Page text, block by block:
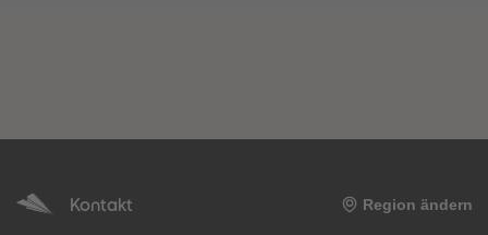
Kontakt Region ändern